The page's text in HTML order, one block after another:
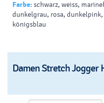
Farbe:schwarz, weiss,
dunkelgrau, rosa,
königsblau
Damen Stretch Jogger